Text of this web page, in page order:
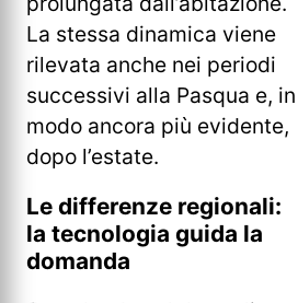
La stessa dinamica viene
rilevata anche nei periodi
successivi alla Pasqua e, in
modo ancora più evidente,
dopo l’estate.
Le differenze regionali:
la tecnologia guida la
domanda